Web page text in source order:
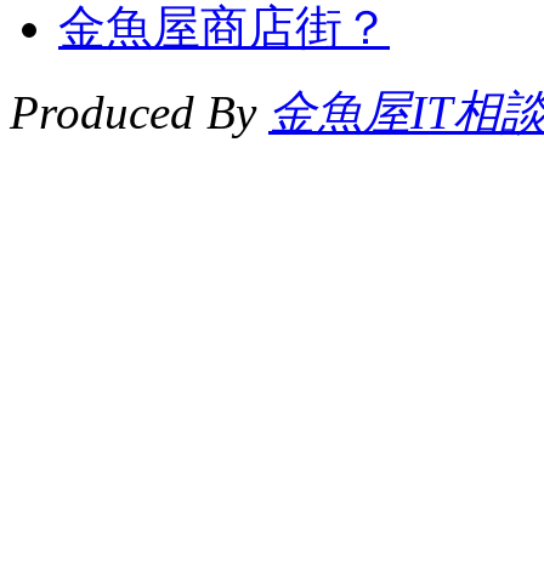
金魚屋商店街？
Produced By 金魚屋IT相